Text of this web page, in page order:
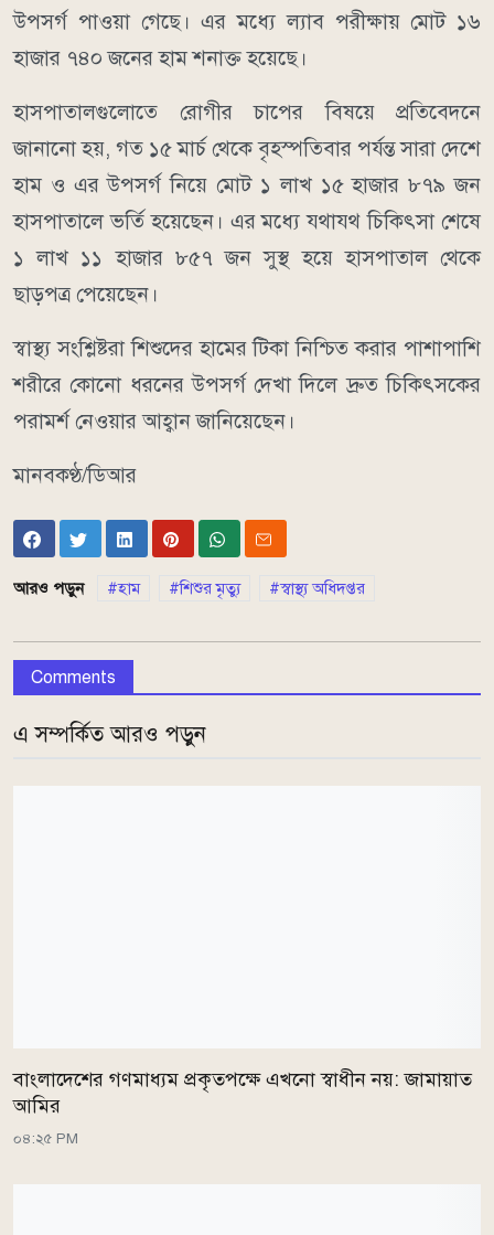
উপসর্গ পাওয়া গেছে। এর মধ্যে ল্যাব পরীক্ষায় মোট ১৬
হাজার ৭৪০ জনের হাম শনাক্ত হয়েছে।
হাসপাতালগুলোতে রোগীর চাপের বিষয়ে প্রতিবেদনে
জানানো হয়, গত ১৫ মার্চ থেকে বৃহস্পতিবার পর্যন্ত সারা দেশে
হাম ও এর উপসর্গ নিয়ে মোট ১ লাখ ১৫ হাজার ৮৭৯ জন
হাসপাতালে ভর্তি হয়েছেন। এর মধ্যে যথাযথ চিকিৎসা শেষে
১ লাখ ১১ হাজার ৮৫৭ জন সুস্থ হয়ে হাসপাতাল থেকে
ছাড়পত্র পেয়েছেন।
স্বাস্থ্য সংশ্লিষ্টরা শিশুদের হামের টিকা নিশ্চিত করার পাশাপাশি
শরীরে কোনো ধরনের উপসর্গ দেখা দিলে দ্রুত চিকিৎসকের
পরামর্শ নেওয়ার আহ্বান জানিয়েছেন।
মানবকণ্ঠ/ডিআর
আরও পড়ুন হাম শিশুর মৃত্যু স্বাস্থ্য অধিদপ্তর
Comments
এ সম্পর্কিত আরও পড়ুন
বাংলাদেশের গণমাধ্যম প্রকৃতপক্ষে এখনো স্বাধীন নয়: জামায়াত
আমির
০৪:২৫ PM